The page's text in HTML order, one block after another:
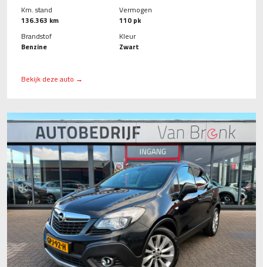
Km. stand
136.363 km
Brandstof
Benzine
Vermogen
110 pk
Kleur
Zwart
Bekijk deze auto →